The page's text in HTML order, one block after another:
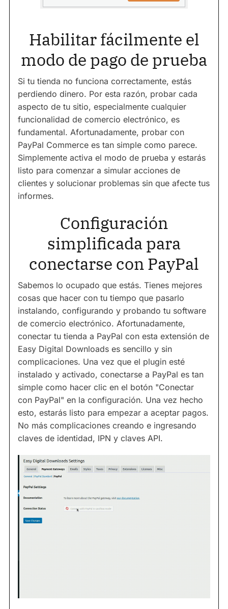
Habilitar fácilmente el
modo de pago de prueba
Si tu tienda no funciona correctamente, estás
perdiendo dinero. Por esta razón, probar cada
aspecto de tu sitio, especialmente cualquier
funcionalidad de comercio electrónico, es
fundamental. Afortunadamente, probar con
PayPal Commerce es tan simple como parece.
Simplemente activa el modo de prueba y estarás
listo para comenzar a simular acciones de
clientes y solucionar problemas sin que afecte tus
informes.
Configuración
simplificada para
conectarse con PayPal
Sabemos lo ocupado que estás. Tienes mejores
cosas que hacer con tu tiempo que pasarlo
instalando, configurando y probando tu software
de comercio electrónico. Afortunadamente,
conectar tu tienda a PayPal con esta extensión de
Easy Digital Downloads es sencillo y sin
complicaciones. Una vez que el plugin esté
instalado y activado, conectarse a PayPal es tan
simple como hacer clic en el botón "Conectar
con PayPal" en la configuración. Una vez hecho
esto, estarás listo para empezar a aceptar pagos.
No más complicaciones creando e ingresando
claves de identidad, IPN y claves API.